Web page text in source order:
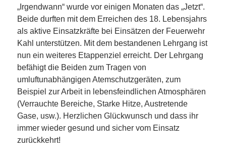
„Irgendwann“ wurde vor einigen Monaten das „Jetzt“.
Beide durften mit dem Erreichen des 18. Lebensjahrs
als aktive Einsatzkräfte bei Einsätzen der Feuerwehr
Kahl unterstützen. Mit dem bestandenen Lehrgang ist
nun ein weiteres Etappenziel erreicht. Der Lehrgang
befähigt die Beiden zum Tragen von
umluftunabhängigen Atemschutzgeräten, zum
Beispiel zur Arbeit in lebensfeindlichen Atmosphären
(Verrauchte Bereiche, Starke Hitze, Austretende
Gase, usw.). Herzlichen Glückwunsch und dass ihr
immer wieder gesund und sicher vom Einsatz
zurückkehrt!